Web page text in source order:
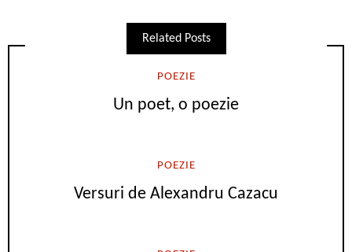
Related Posts
POEZIE
Un poet, o poezie
POEZIE
Versuri de Alexandru Cazacu